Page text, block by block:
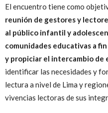
El encuentro tiene como
reunión de gestores y
al público infantil y
comunidades educativas a
y propiciar el intercambio de
identificar las necesidades y
lectura a nivel de Lima y
vivencias lectoras de sus